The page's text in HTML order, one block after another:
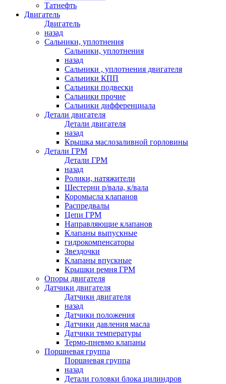
Татнефть
Двигатель
Двигатель
назад
Сальники, уплотнения
Сальники, уплотнения
назад
Сальники , уплотнения двигателя
Сальники КПП
Сальники подвески
Сальники прочие
Сальники дифференциала
Детали двигателя
Детали двигателя
назад
Крышка маслозаливной горловины
Детали ГРМ
Детали ГРМ
назад
Ролики, натяжители
Шестерни р/вала, к/вала
Коромысла клапанов
Распредвалы
Цепи ГРМ
Направляющие клапанов
Клапаны выпускные
гидрокомпенсаторы
Звездочки
Клапаны впускные
Крышки ремня ГРМ
Опоры двигателя
Датчики двигателя
Датчики двигателя
назад
Датчики положения
Датчики давления масла
Датчики температуры
Термо-пневмо клапаны
Поршневая группа
Поршневая группа
назад
Детали головки блока цилиндров